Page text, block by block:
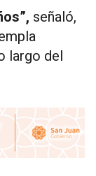
señaló,
largo del